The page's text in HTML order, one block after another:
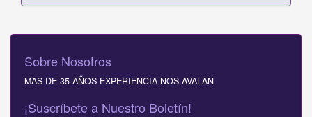
Sobre Nosotros
MAS DE 35 AÑOS EXPERIENCIA NOS AVALAN
¡Suscríbete a Nuestro Boletín!